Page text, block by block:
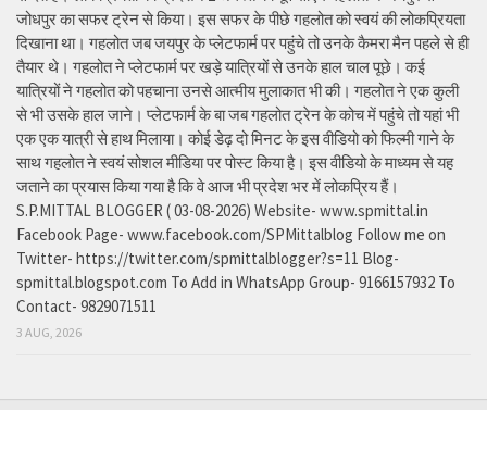
जोधपुर का सफर ट्रेन से किया। इस सफर के पीछे गहलोत को स्वयं की लोकप्रियता
दिखाना था। गहलोत जब जयपुर के प्लेटफार्म पर पहुंचे तो उनके कैमरा मैन पहले से ही
तैयार थे। गहलोत ने प्लेटफार्म पर खड़े यात्रियों से उनके हाल चाल पूछे। कई
यात्रियों ने गहलोत को पहचाना उनसे आत्मीय मुलाकात भी की। गहलोत ने एक कुली
से भी उसके हाल जाने। प्लेटफार्म के बा जब गहलोत ट्रेन के कोच में पहुंचे तो यहां भी
एक एक यात्री से हाथ मिलाया। कोई डेढ़ दो मिनट के इस वीडियो को फिल्मी गाने के
साथ गहलोत ने स्वयं सोशल मीडिया पर पोस्ट किया है। इस वीडियो के माध्यम से यह
जताने का प्रयास किया गया है कि वे आज भी प्रदेश भर में लोकप्रिय हैं।
S.P.MITTAL BLOGGER ( 03-08-2026) Website- www.spmittal.in
Facebook Page- www.facebook.com/SPMittalblog Follow me on
Twitter- https://twitter.com/spmittalblogger?s=11 Blog-
spmittal.blogspot.com To Add in WhatsApp Group- 9166157932 To
Contact- 9829071511
3 AUG, 2026